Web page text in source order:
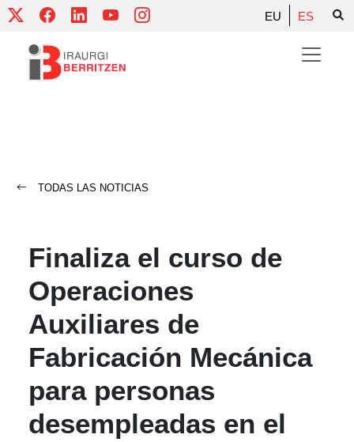
Skip
content
EU ES
TODAS LAS NOTICIAS
Finaliza el curso de
Operaciones
Auxiliares de
Fabricación Mecánica
para personas
desempleadas en el